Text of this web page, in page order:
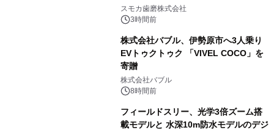
始！
スモカ歯磨株式会社
3時間前
株式会社バブル、伊勢原市へ3人乗り
EVトゥクトゥク 「VIVEL COCO」を
寄贈
株式会社バブル
8時間前
フィールドスリー、光学3倍ズーム搭
載モデルと 水深10m防水モデルのデジ